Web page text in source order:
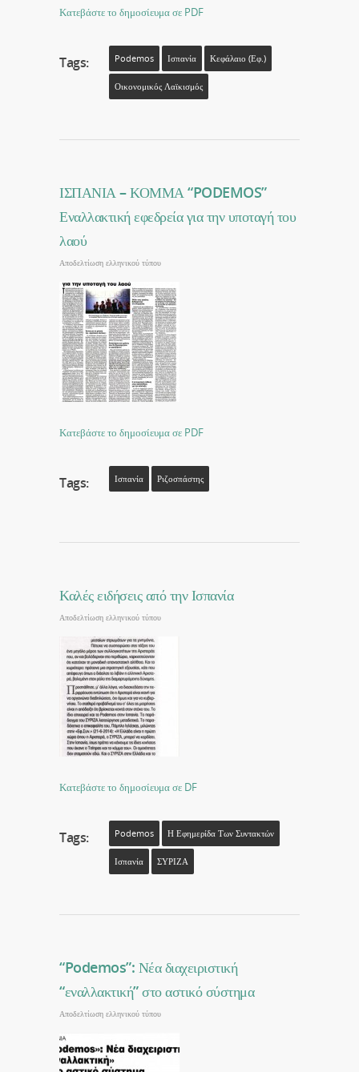
Κατεβάστε το δημοσίευμα σε PDF
Tags: Podemos Ισπανία Κεφάλαιο (εφ.)
Οικονομικός Λαϊκισμός
ΙΣΠΑΝΙΑ – ΚΟΜΜΑ “PODEMOS”
Εναλλακτική εφεδρεία για την υποταγή του
λαού
Αποδελτίωση ελληνικού τύπου
Κατεβάστε το δημοσίευμα σε PDF
Tags: Ισπανία Ριζοσπάστης
Καλές ειδήσεις από την Ισπανία
Αποδελτίωση ελληνικού τύπου
Κατεβάστε το δημοσίευμα σε DF
Tags: Podemos Η Εφημερίδα Των Συντακτών
Ισπανία ΣΥΡΙΖΑ
“Podemos”: Νέα διαχειριστική
“εναλλακτική” στο αστικό σύστημα
Αποδελτίωση ελληνικού τύπου